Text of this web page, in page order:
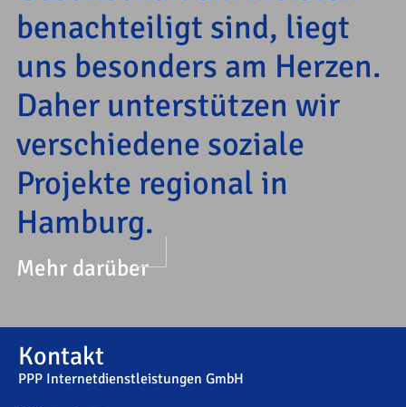
benachteiligt sind, liegt
uns besonders am Herzen.
Daher unterstützen wir
verschiedene soziale
Projekte regional in
Hamburg.
Mehr darüber
Kontakt
PPP Internetdienstleistungen GmbH